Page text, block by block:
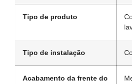
Tipo de produto
Tipo de instalação
Acabamento da frente do